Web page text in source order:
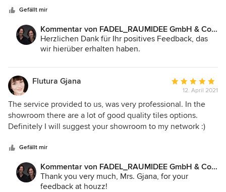
Gefällt mir
Kommentar von FADEL_RAUMIDEE GmbH & Co.
KG:
Herzlichen Dank für Ihr positives Feedback, das
wir hierüber erhalten haben.
Flutura Gjana
Bewertung:
5
von
5
12. April 2021
The service provided to us, was very professional. In the
showroom there are a lot of good quality tiles options.
Definitely I will suggest your showroom to my network :)
future to consider again you as the first choice.
Gefällt mir
Kommentar von FADEL_RAUMIDEE GmbH & Co.
KG:
Thank you very much, Mrs. Gjana, for your
feedback at houzz!